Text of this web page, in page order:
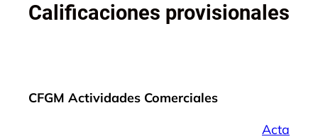
Calificaciones provisionales
CFGM Actividades Comerciales
Acta